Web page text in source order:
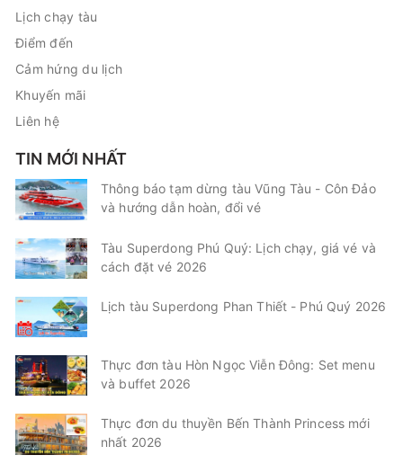
Lịch chạy tàu
Điểm đến
Cảm hứng du lịch
Khuyến mãi
Liên hệ
TIN MỚI NHẤT
Thông báo tạm dừng tàu Vũng Tàu - Côn Đảo
và hướng dẫn hoàn, đổi vé
Tàu Superdong Phú Quý: Lịch chạy, giá vé và
cách đặt vé 2026
Lịch tàu Superdong Phan Thiết - Phú Quý 2026
Thực đơn tàu Hòn Ngọc Viễn Đông: Set menu
và buffet 2026
Thực đơn du thuyền Bến Thành Princess mới
nhất 2026